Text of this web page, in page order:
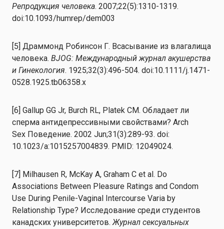
Репродукция человека. 2007;22(5):1310-1319.
doi:10.1093/humrep/dem003
[5] Драммонд Робинсон Г. Всасывание из влагалища
человека. BJOG: Международный журнал акушерства
и Гинекология. 1925;32(3):496-504. doi:10.1111/j.1471-
0528.1925.tb06358.x
[6] Gallup GG Jr, Burch RL, Platek СМ. Обладает ли
сперма антидепрессивными свойствами? Arch
Sex Поведение. 2002 Jun;31(3):289-93. doi:
10.1023/a:1015257004839. PMID: 12049024.
[7] Milhausen R, McKay A, Graham C et al. Do
Associations Between Pleasure Ratings and Condom
Use During Penile-Vaginal Intercourse Varia by
Relationship Type? Исследование среди студентов
канадских университетов.Журнал сексуальных